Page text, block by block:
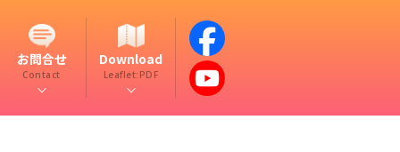
お問合せ
Contact
Download
Leaflet:PDF